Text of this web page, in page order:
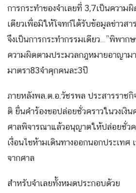
การกระทำของจำเลยที่ 3,7เป็นความ
เดียวเพื่อมิให้โจทก์ได้รับข้อมูลข่าวส
จึงเป็นการกระทำกรรมเดียว…”พิพาก
ความผิดตามประมวลกฎหมายอาญาม
มาตรา83จำคุกคนละ3ปี
ภายหลังพล.ต.อ.วัชรพล ประสารราช
ติ ยื่นคำร้องขอปล่อยชั่วคราวในวงเงิ
ศาลพิจารณาแล้วอนุญาตให้ปล่อยชั่ว
เงื่อนไขห้ามเดินทางออกนอกประเท
จากศาล
สำหรับจำเลยทั้งหมดประกอบด้วย